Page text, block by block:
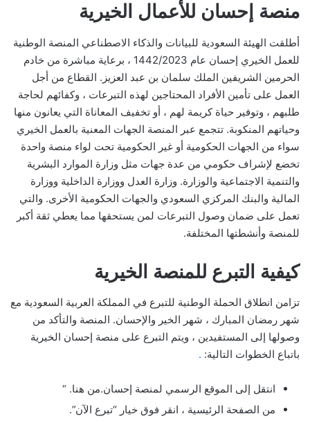
منصة إحسان للأعمال الخيرية
أطلقت الهيئة السعودية للبيانات والذكاء الاصطناعي المنصة الوطنية
للعمل الخيري إحسان عام 1442/2023 ، برعاية مباشرة من خادم
الحرمين الشريفين الملك سلمان بن عبد العزيز. القطاع من أجل
العمل على تأمين الأفراد المحتاجين لهذه التبرعات ، وكفائهم لحاجة
طلبهم ، وتوفير حياة كريمة لهم ، أو تخفيف المعاناة التي يعانون منها
وحياتهم المنكوبة. تتجمع عبر المنصة الجهات المعنية بالعمل الخيري
سواء من الجهات الحكومية أو غير الحكومية تحت لواء منصة واحدة
تخضع لإشراف حكومي من عدة جهات مثل وزارة الموارد البشرية
والتنمية الاجتماعية والوزارة. وزارة العدل ووزارة الداخلية ووزارة
المالية والبنك المركزي السعودي والجهات الحكومية الأخرى. والتي
تعمل على ضمان وصول التبرعات لمن يستحقها مما يعطي ثقة أكبر
للمنصة وأنشطتها المختلفة.
كيفية التبرع للمنصة الخيرية
تزامن انطلاق الحملة الوطنية للتبرع في المملكة العربية السعودية مع
شهر رمضان المبارك ، شهر الخير والإحسان. المنصة والتأكد من
وصولها إلى المستفيدين ، ويتم التبرع على منصة إحسان الخيرية
باتباع الخطوات التالية: .
انتقل إلى الموقع الرسمي لمنصة إحسان.من هنا. “
من الصفحة الرئيسية ، انقر فوق خيار “تبرع الآن”.